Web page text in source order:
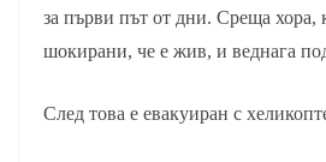
за първи път от дни. Среща хора,
шокирани, че е жив, и веднага
След това е евакуиран с